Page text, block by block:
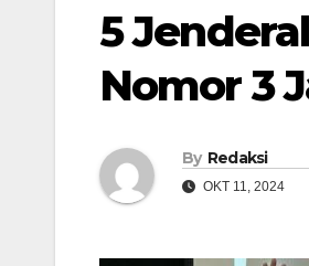
5
Nomor 3
By Redaksi
OKT 11, 2024